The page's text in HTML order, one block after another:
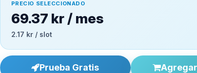
PRECIO SELECCIONADO
69.37 kr / mes
2.17 kr / slot
Prueba Gratis